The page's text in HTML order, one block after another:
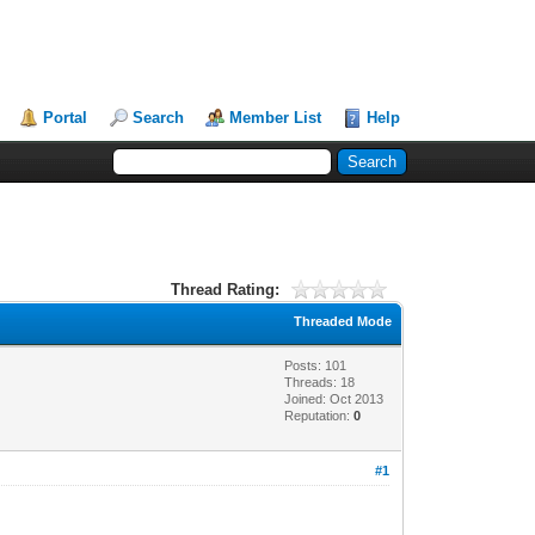
Portal Search Member List Help
Thread Rating:
Threaded Mode
Posts: 101
Threads: 18
Joined: Oct 2013
Reputation:0
#1